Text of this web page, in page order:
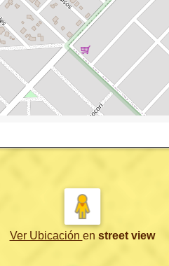
Ver Ubicación en street view